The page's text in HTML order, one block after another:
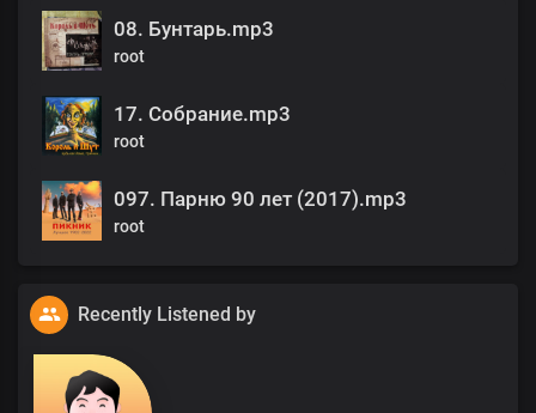
08. Бунтарь.mp3
root
17. Собрание.mp3
root
097. Парню 90 лет (2017).mp3
root
Recently Listened by